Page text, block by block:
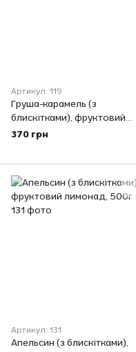
Артикул: 119
Груша-карамель (з
блискітками), фруктовий
лимонад, 500г
370 грн
Артикул: 131
Апельсин (з блискітками),